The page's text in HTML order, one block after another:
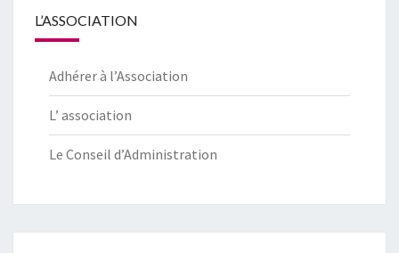
L’ASSOCIATION
Adhérer à l’Association
L’ association
Le Conseil d’Administration